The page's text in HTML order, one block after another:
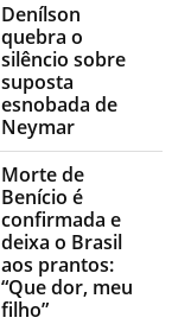
Denílson
quebra o
silêncio sobre
suposta
esnobada de
Neymar
Morte de
Benício é
confirmada e
deixa o Brasil
aos prantos:
“Que dor, meu
filho”